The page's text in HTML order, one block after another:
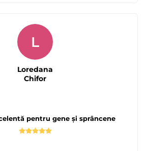
pentru gene și sprâncene
L
Loredana
Chifor